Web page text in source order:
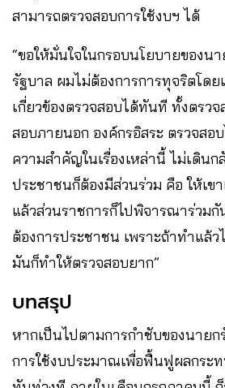
สามารถตรวจสอบการใช้งบฯ ได้
“ขอให้มั่นใจในกรอบนโยบายของน
รัฐบาล ผมไม่ต้องการการทุจริตโด
เกี่ยวข้องตรวจสอบได้ทันที ทั้งตรว
สอบภายนอก องค์กรอิสระ ตรวจส
ความสำคัญในเรื่องเหล่านี้ ไม่เดิน
ประชาชนก็ต้องมีส่วนร่วม คือ ให้เข
แล้วส่วนราชการก็ไปพิจารณาร่วมกั
ต้องการประชาชน เพราะถ้าทำแล้
มันก็ทำให้ตรวจสอบยาก”
บทสรุป
หากเป็นไปตามการกำชับของนาย
การใช้งบประมาณเพื่อฟื้นฟูผลกระท